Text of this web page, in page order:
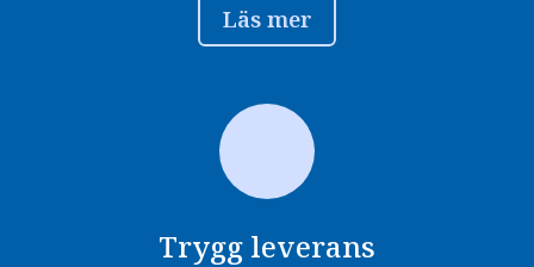
Läs mer
Trygg leverans